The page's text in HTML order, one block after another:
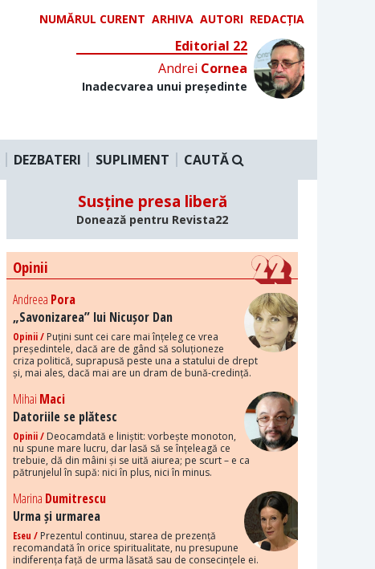
NUMĂRUL CURENT ARHIVA AUTORI REDACȚIA
Editorial 22
Andrei Cornea
Inadecvarea unui președinte
DEZBATERI SUPLIMENT CAUTĂ
Susține presa liberă
Donează pentru Revista22
Opinii
Andreea Pora
„Savonizarea” lui Nicușor Dan
Opinii / Puțini sunt cei care mai înțeleg ce vrea
președintele, dacă are de gând să soluționeze
criza politică, suprapusă peste una a statului de drept
și, mai ales, dacă mai are un dram de bună-credință.
Mihai Maci
Datoriile se plătesc
Opinii / Deocamdată e liniștit: vorbește monoton,
nu spune mare lucru, dar lasă să se înțeleagă ce
trebuie, dă din mâini și se uită aiurea; pe scurt – e ca
pătrunjelul în supă: nici în plus, nici în minus.
Marina Dumitrescu
Urma și urmarea
Eseu / Prezentul continuu, starea de prezență
recomandată în orice spiritualitate, nu presupune
indiferența față de urma lăsată sau de consecințele ei.